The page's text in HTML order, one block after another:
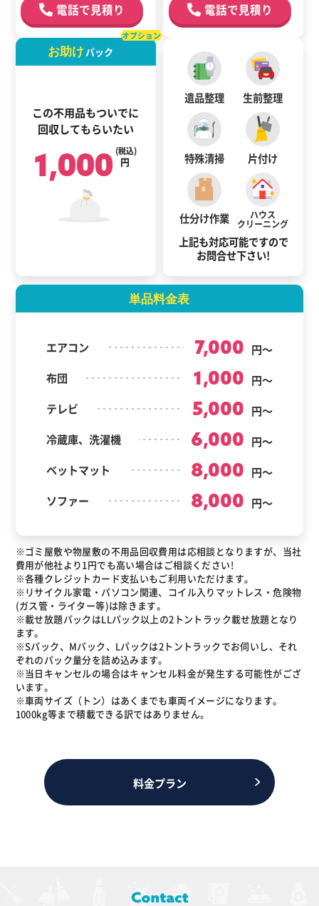
電話で見積り 電話で見積り
お助けパック
この不用品もついでに
回収してもらいたい
オプション
1,000 円
(税込)
遺品整理 生前整理
特殊清掃 片付け
仕分け作業 ハウス
クリーニング
上記も対応可能ですので
お問合せ下さい!
単品料金表
エアコン 7,000 円～
布団
1,000 円～
テレビ
5,000 円～
冷蔵庫、洗濯機
6,000 円～
ベットマット
8,000 円～
ソファー
8,000 円～
※ゴミ屋敷や物屋敷の不用品回収費用は応相談となりますが、当社
費用が他社より1円でも高い場合はご相談ください!
※各種クレジットカード支払いもご利用いただけます。
※リサイクル家電・パソコン関連、コイル入りマットレス・危険物
(ガス管・ライター等)は除きます。
※載せ放題パックはLLパック以上の2トントラック載せ放題となり
ます。
※Sパック、Mパック、Lパックは2トントラックでお伺いし、それ
ぞれのパック量分を詰め込みます。
※当日キャンセルの場合はキャンセル料金が発生する可能性がござ
います。
※車両サイズ（トン）はあくまでも車両イメージになります。
1000kg等まで積載できる訳ではありません。
料金プラン